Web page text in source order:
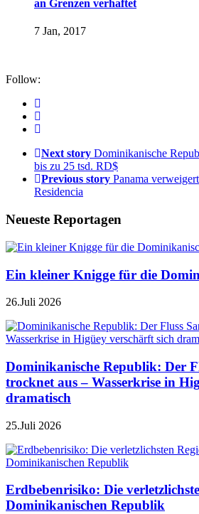
an Grenzen verhaftet
7 Jan, 2017
Follow:
Next story Dominikanische
bis zu 25 tsd. RD$
Previous story Panama
Residencia
Neueste Reportagen
Ein kleiner Knigge für die
26.Juli 2026
Dominikanische Republik: Der
trocknet aus – Wasserkrise in
dramatisch
25.Juli 2026
Erdbebenrisiko: Die
Dominikanischen Republik